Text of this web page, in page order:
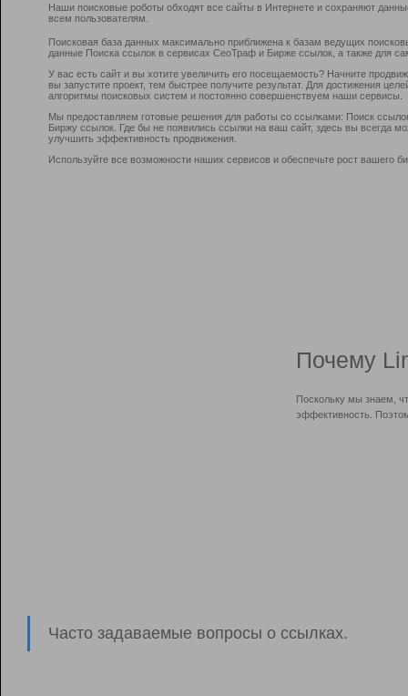
Наши поисковые роботы обходят все сайты в Интернете и сохраняют
всем пользователям.
Поисковая база данных максимально приближена к базам ведущих
данные Поиска ссылок в сервисах СеоТраф и Бирже ссылок, а также для
У вас есть сайт и вы хотите увеличить его посещаемость? Начните
вы запустите проект, тем быстрее получите результат. Для достижения
алгоритмы поисковых систем и постоянно совершенствуем наши сервисы.
Мы предоставляем готовые решения для работы со ссылками: Поиск
Биржу ссылок. Где бы не появились ссылки на ваш сайт, здесь вы всегда
улучшить эффективность продвижения.
Используйте все возможности наших сервисов и обеспечьте рост вашего
Почему
Поскольку мы знаем,
эффективность.
Часто задаваемые вопросы о ссылках.